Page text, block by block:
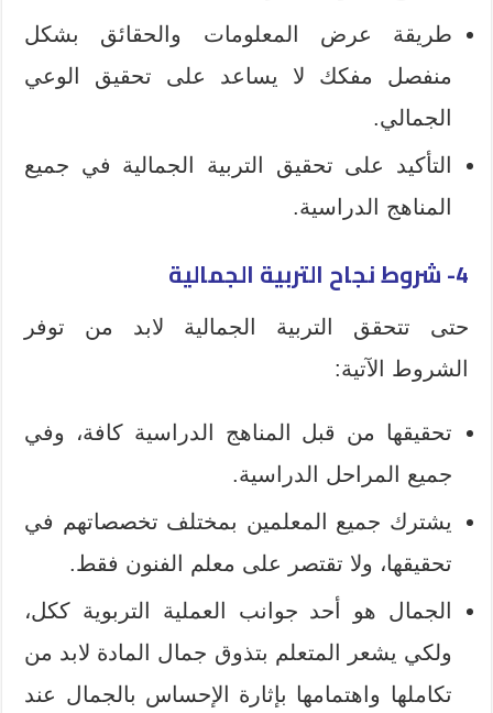
طريقة عرض المعلومات والحقائق بشكل
منفصل مفكك لا يساعد على تحقيق الوعي
الجمالي.
التأكيد على تحقيق التربية الجمالية في جميع
المناهج الدراسية.
4- شروط نجاح التربية الجمالية
حتى تتحقق التربية الجمالية لابد من توفر
الشروط الآتية:
تحقيقها من قبل المناهج الدراسية كافة، وفي
جميع المراحل الدراسية.
يشترك جميع المعلمين بمختلف تخصصاتهم في
تحقيقها، ولا تقتصر على معلم الفنون فقط.
الجمال هو أحد جوانب العملية التربوية ككل،
ولكي يشعر المتعلم بتذوق جمال المادة لابد من
تكاملها واهتمامها بإثارة الإحساس بالجمال عند